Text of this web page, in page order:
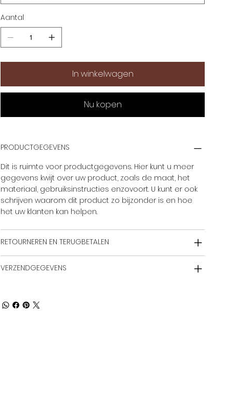
Aantal
In winkelwagen
Nu kopen
PRODUCTGEGEVENS
Dit is ruimte voor productgegevens. Hier kunt u meer
gegevens kwijt over uw product, zoals de maat, het
materiaal, gebruiksinstructies enzovoort. U kunt er ook
schrijven waarom dit product zo bijzonder is en hoe
het uw klanten kan helpen.
RETOURNEREN EN TERUGBETALEN
VERZENDGEGEVENS